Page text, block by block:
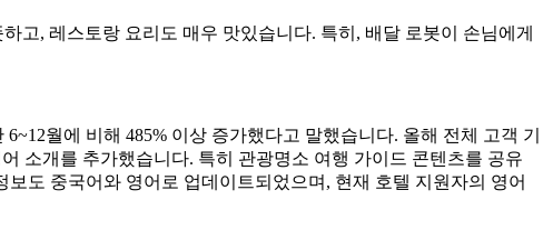
고, 레스토랑 요리도 매우 맛있습니다. 특히, 배달 로봇이 손님에게
월에 비해 485% 이상 증가했다고 말했습니다. 올해 전체 고객 기
소개를 추가했습니다. 특히 관광명소 여행 가이드 콘텐츠를 공유
도 중국어와 영어로 업데이트되었으며, 현재 호텔 지원자의 영어